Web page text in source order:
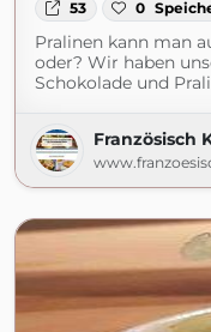
53 0
Pralinen kann man
oder? Wir haben
Schokolade und
Französisch